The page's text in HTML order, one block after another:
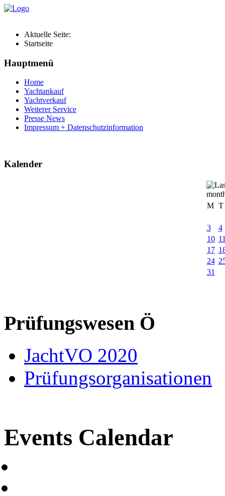
Aktuelle Seite:
Startseite
Hauptmenü
Home
Yachtankauf
Yachtverkauf
Weiterer Service
Presse News
Impressum + Datenschutzinformation
Kalender
M T
3
4
10
17
24
31
Prüfungswesen Ö
JachtVO 2020
Prüfungsorganisationen
Events Calendar